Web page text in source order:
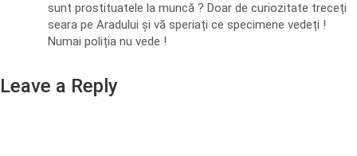
sunt prostituatele la muncă ? Doar de curiozitate treceți
seara pe Aradului și vă speriați ce specimene vedeți !
Numai poliția nu vede !
Leave a Reply